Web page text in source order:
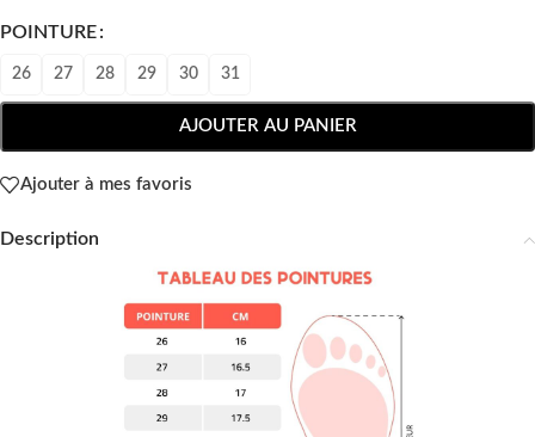
POINTURE
26 27 28 29 30 31
AJOUTER AU PANIER
Ajouter à mes favoris
Description